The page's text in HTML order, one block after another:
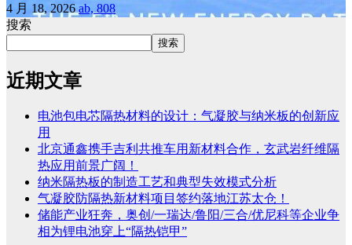
4 月 18, 2026 ab, 808
搜索
搜索
近期文章
电池包电芯隔热材料的设计：气凝胶与纳米板的创新应
用
北京通鑫携手吉利共推车用新材料合作，玄武岩纤维隔
热应用前景广阔！
纳米隔热板的制造工艺和典型失效模式分析
气凝胶防隔热新材料项目签约落地江苏太仓！
储能产业狂奔，奥创/一瑞达/鲁阳/三合/优尼科等企业争
相为锂电池穿上“隔热铠甲”